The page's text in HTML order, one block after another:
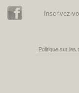
Inscrivez-
Politique sur les